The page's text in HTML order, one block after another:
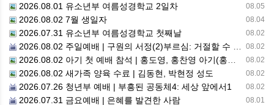
08.05
2026.08.01 유소년부 여름성경학교 2일차
08.04
2026.08.02 7월 생일자
08.02
2026.07.31 유소년부 여름성경학교 첫째날
08.02
2026.08.02 주일예배 | 구원의 서정(2)부르심: 거절할 수 없는 은혜의 시작
08.02
2026.08.02 아기 첫 예배 참석 | 홍도영, 홍찬영 아기(홍석진, 임자현 집사 가정)
08.02
2026.08.02 새가족 양육 수료 | 김동현, 박현정 성도
08.02
2026.07.26 청년부 예배 | 부흥된 공동체4: 세상 앞에서1
08.01
2026.07.31 금요예배 | 은혜를 발견한 사람